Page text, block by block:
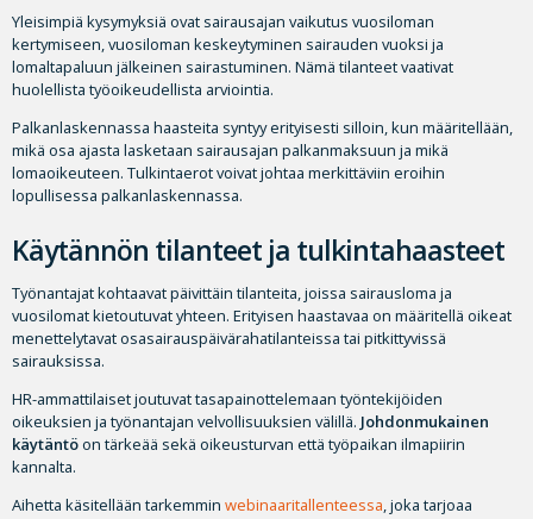
Yleisimpiä kysymyksiä ovat sairausajan vaikutus vuosiloman
kertymiseen, vuosiloman keskeytyminen sairauden vuoksi ja
lomaltapaluun jälkeinen sairastuminen. Nämä tilanteet vaativat
huolellista työoikeudellista arviointia.
Palkanlaskennassa haasteita syntyy erityisesti silloin, kun määritellään,
mikä osa ajasta lasketaan sairausajan palkanmaksuun ja mikä
lomaoikeuteen. Tulkintaerot voivat johtaa merkittäviin eroihin
lopullisessa palkanlaskennassa.
Käytännön tilanteet ja tulkintahaasteet
Työnantajat kohtaavat päivittäin tilanteita, joissa sairausloma ja
vuosilomat kietoutuvat yhteen. Erityisen haastavaa on määritellä oikeat
menettelytavat osasairauspäivärahatilanteissa tai pitkittyvissä
sairauksissa.
HR-ammattilaiset joutuvat tasapainottelemaan työntekijöiden
oikeuksien ja työnantajan velvollisuuksien välillä. Johdonmukainen
käytäntöon tärkeää sekä oikeusturvan että työpaikan ilmapiirin
kannalta.
Aihetta käsitellään tarkemmin webinaaritallenteessa, joka tarjoaa